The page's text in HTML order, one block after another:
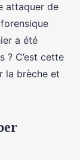
attaquer de
a été
? C’est cette
la brèche et